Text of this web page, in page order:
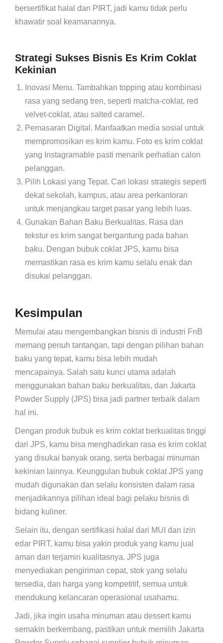
bersertifikat halal dan PIRT, jadi kamu tidak perlu
khawatir soal keamanannya.
Strategi Sukses Bisnis Es Krim Coklat
Kekinian
Inovasi Menu. Tambahkan topping atau kombinasi
rasa yang sedang tren, seperti matcha-coklat, red
velvet-coklat, atau salted caramel.
Pemasaran Digital. Manfaatkan media sosial untuk
mempromosikan es krim kamu. Foto es krim coklat
yang Instagramable pasti menarik perhatian calon
pelanggan.
Pilih Lokasi yang Tepat. Cari lokasi strategis seperti
dekat sekolah, kampus, atau area perkantoran
untuk menjangkau target pasar yang lebih luas.
Gunakan Bahan Baku Berkualitas. Rasa dan
tekstur es krim sangat bergantung pada bahan
baku. Dengan bubuk coklat JPS, kamu bisa
memastikan rasa es krim kamu selalu enak dan
disukai pelanggan.
Kesimpulan
Memulai atau mengembangkan bisnis di industri FnB
memang penuh tantangan, tapi dengan pilihan bahan
baku yang tepat, kamu bisa lebih mudah
mencapainya. Salah satu kunci utama adalah
menggunakan bahan baku berkualitas, dan Jakarta
Powder Supply (JPS) bisa jadi partner terbaik dalam
hal ini.
Dengan produk bubuk es krim coklat berkualitas tinggi
dari JPS, kamu bisa menghadirkan rasa es krim coklat
yang disukai banyak orang, serta berbagai minuman
kekinian lainnya. Keunggulan bubuk coklat JPS yang
mudah digunakan dan selalu konsisten dalam rasa
menjadikannya pilihan ideal bagi pelaku bisnis di
bidang kuliner.
Selain itu, dengan sertifikasi halal dari MUI dan izin
edar PIRT, kamu bisa yakin produk yang kamu jual
aman dan terjamin kualitasnya. JPS juga
menyediakan pengiriman cepat, stok yang selalu
tersedia, dan harga yang kompetitif, semua untuk
mendukung kelancaran operasional usahamu.
Jadi, jika ingin usaha minuman atau dessert kamu
semakin berkembang, pastikan untuk memilih Jakarta